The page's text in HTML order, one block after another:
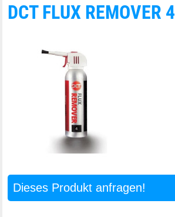
DCT FLUX REMOVER 4
Dieses Produkt anfragen!